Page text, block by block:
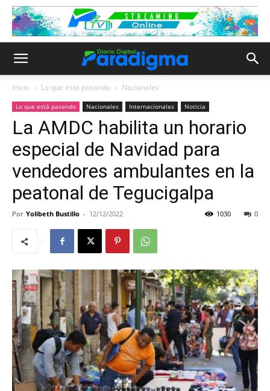
Inicio Lo que está pasando Nacionales
Lo que está pasando Nacionales Internacionales Noticia
La AMDC habilita un horario
especial de Navidad para
vendedores ambulantes en la
peatonal de Tegucigalpa
Por Yolibeth Bustillo - 12/12/2022 0
1030